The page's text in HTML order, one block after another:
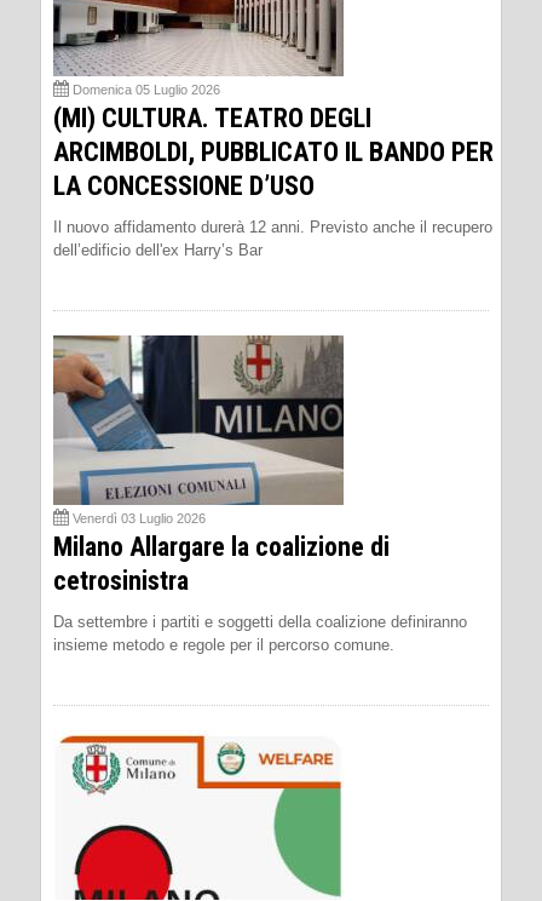
Domenica 05 Luglio 2026
(MI) CULTURA. TEATRO DEGLI
ARCIMBOLDI, PUBBLICATO IL BANDO PER
LA CONCESSIONE D’USO
Il nuovo affidamento durerà 12 anni. Previsto anche il recupero
dell’edificio dell'ex Harry’s Bar
Venerdì 03 Luglio 2026
Milano Allargare la coalizione di
cetrosinistra
Da settembre i partiti e soggetti della coalizione definiranno
insieme metodo e regole per il percorso comune.